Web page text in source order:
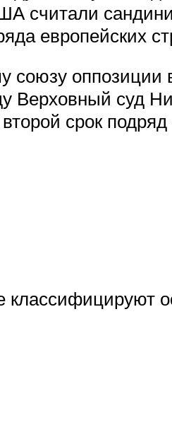
считали
европейских
оппозиции
Верховный суд
срок